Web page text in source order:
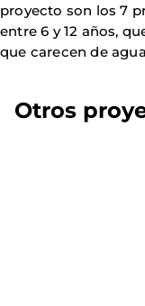
proyecto son los 7
entre 6 y 12 años,
que carecen de
Otros